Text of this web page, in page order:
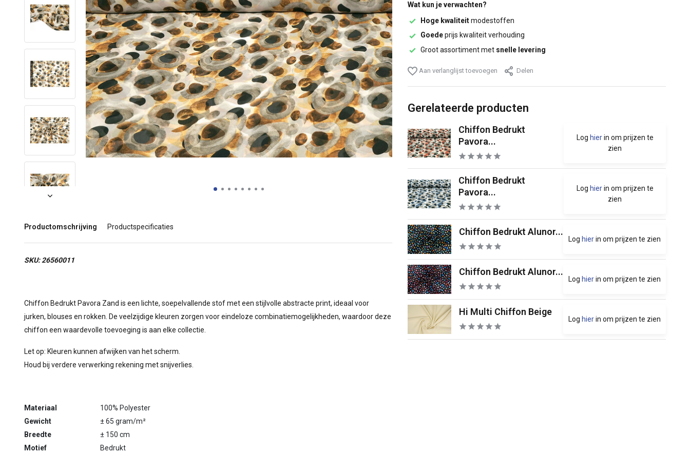
Productomschrijving Productspecificaties
SKU: 26560011
Chiffon Bedrukt Pavora Zand is een lichte, soepelvallende stof met een stijlvolle abstracte print, ideaal voor
jurken, blouses en rokken. De veelzijdige kleuren zorgen voor eindeloze combinatiemogelijkheden, waardoor deze
chiffon een waardevolle toevoeging is aan elke collectie.
Let op: Kleuren kunnen afwijken van het scherm.
Houd bij verdere verwerking rekening met snijverlies.
Materiaal
100% Polyester
Gewicht
± 65 gram/m²
Breedte
± 150 cm
Motief
Bedrukt
Wat kun je verwachten?
Hoge kwaliteitmodestoffen
Goedeprijs kwaliteit verhouding
Groot assortiment met snelle levering
Aan verlanglijst toevoegen Delen
Gerelateerde producten
Chiffon Bedrukt
Pavora...
Log hierin om prijzen te
zien
Chiffon Bedrukt
Pavora...
Log hierin om prijzen te
zien
Chiffon Bedrukt Alunor...
Log hierin om prijzen te zien
Chiffon Bedrukt Alunor...
Log hierin om prijzen te zien
Hi Multi Chiffon Beige
Log hierin om prijzen te zien